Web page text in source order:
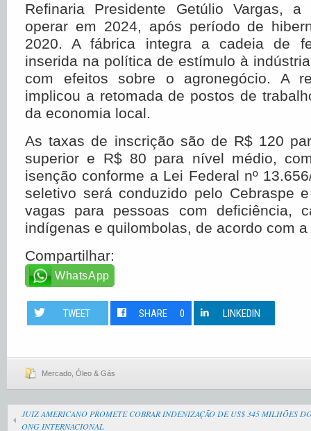
Refinaria Presidente Getúlio Vargas,
operar em 2024, após período de
2020. A fábrica integra a cadeia de
inserida na política de estímulo à
com efeitos sobre o agronegócio. A
implicou a retomada de postos de
da economia local.
As taxas de inscrição são de R$ 120
superior e R$ 80 para nível médio,
isenção conforme a Lei Federal nº
seletivo será conduzido pelo Cebraspe
vagas para pessoas com deficiência,
indígenas e quilombolas, de acordo com
Compartilhar:
WhatsApp
TWEET SHARE 0 LINKEDIN
Mercado Óleo & Gás
JUIZ AMERICANO PROMETE COBRAR INDENIZAÇÃO DE US$ 345 MILHÕES
ONG INTERNACIONAL